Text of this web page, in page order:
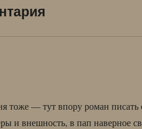
тоже — тут впору роман
и внешность, в пап наверное